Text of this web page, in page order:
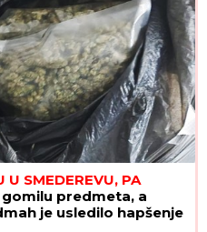
U SMEDEREVU, PA
gomilu predmeta, a
je usledilo hapšenje